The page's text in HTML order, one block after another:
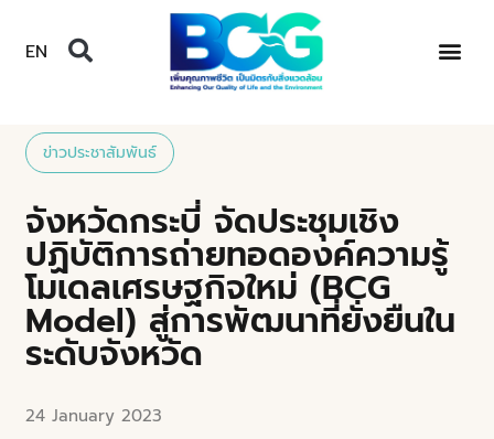
EN
ข่าวประชาสัมพันธ์
จังหวัดกระบี่ จัดประชุมเชิง
ปฏิบัติการถ่ายทอดองค์ความรู้
โมเดลเศรษฐกิจใหม่ (BCG
Model) สู่การพัฒนาที่ยั่งยืนใน
ระดับจังหวัด
24 January 2023